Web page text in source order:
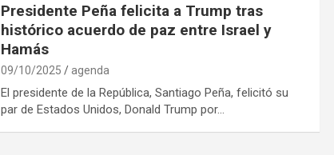
Presidente Peña felicita a Trump tras
histórico acuerdo de paz entre Israel y
Hamás
09/10/2025 agenda
El presidente de la República, Santiago Peña, felicitó su
par de Estados Unidos, Donald Trump por…